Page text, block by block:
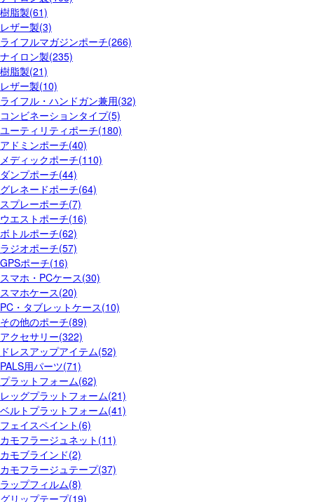
樹脂製(61)
レザー製(3)
ライフルマガジンポーチ(266)
ナイロン製(235)
樹脂製(21)
レザー製(10)
ライフル・ハンドガン兼用(32)
コンビネーションタイプ(5)
ユーティリティポーチ(180)
アドミンポーチ(40)
メディックポーチ(110)
ダンプポーチ(44)
グレネードポーチ(64)
スプレーポーチ(7)
ウエストポーチ(16)
ボトルポーチ(62)
ラジオポーチ(57)
GPSポーチ(16)
スマホ・PCケース(30)
スマホケース(20)
PC・タブレットケース(10)
その他のポーチ(89)
アクセサリー(322)
ドレスアップアイテム(52)
PALS用パーツ(71)
プラットフォーム(62)
レッグプラットフォーム(21)
ベルトプラットフォーム(41)
フェイスペイント(6)
カモフラージュネット(11)
カモブラインド(2)
カモフラージュテープ(37)
ラップフィルム(8)
グリップテープ(19)